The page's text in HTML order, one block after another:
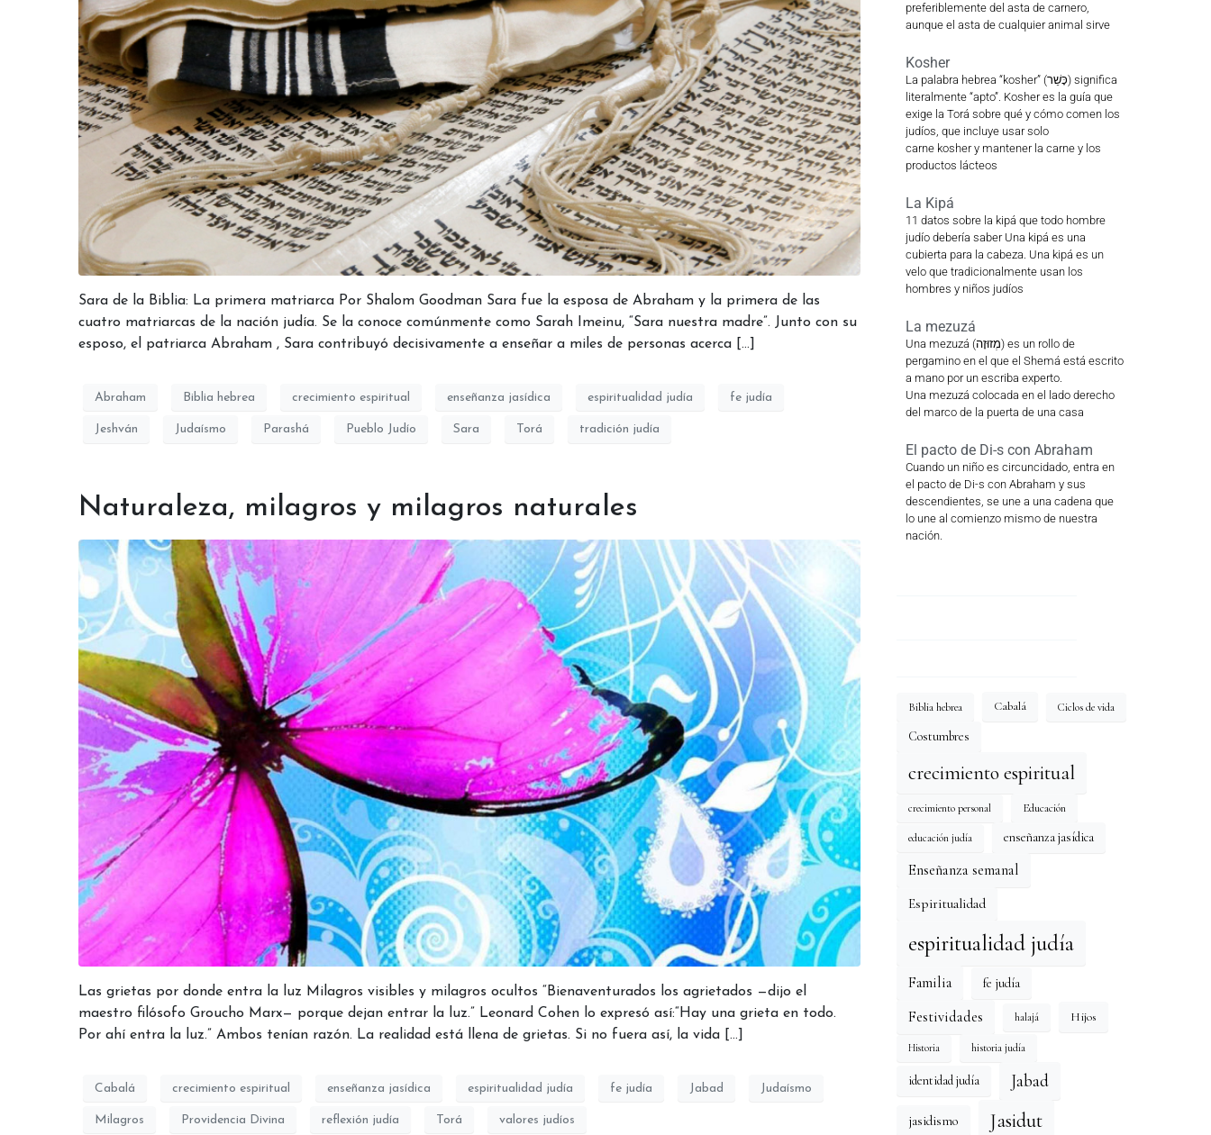
Sara de la Biblia: La primera matriarca Por Shalom Goodman Sara fue la esposa de Abraham y la primera de las
cuatro matriarcas de la nación judía. Se la conoce comúnmente como Sarah Imeinu, “Sara nuestra madre”. Junto con su
esposo, el patriarca Abraham , Sara contribuyó decisivamente a enseñar a miles de personas acerca […]
Abraham Biblia hebrea crecimiento espiritual enseñanza jasídica espiritualidad judía fe judía
Jeshván Judaísmo Parashá Pueblo Judío Sara Torá tradición judía
Naturaleza, milagros y milagros naturales
Las grietas por donde entra la luz Milagros visibles y milagros ocultos “Bienaventurados los agrietados —dijo el
maestro filósofo Groucho Marx— porque dejan entrar la luz.” Leonard Cohen lo expresó así:“Hay una grieta en todo.
Por ahí entra la luz.” Ambos tenían razón. La realidad está llena de grietas. Si no fuera así, la vida […]
Cabalá crecimiento espiritual enseñanza jasídica espiritualidad judía fe judía Jabad Judaísmo
Milagros Providencia Divina reflexión judía Torá valores judíos
preferiblemente del asta de carnero,
aunque el asta de cualquier animal sirve
Kosher
La palabra hebrea “kosher” (כָּשֵׁר) significa
literalmente “apto”. Kosher es la guía que
exige la Torá sobre qué y cómo comen los
judíos, que incluye usar solo
carne kosher y mantener la carne y los
productos lácteos
La Kipá
11 datos sobre la kipá que todo hombre
judío debería saber Una kipá es una
cubierta para la cabeza. Una kipá es un
velo que tradicionalmente usan los
hombres y niños judíos
La mezuzá
Una mezuzá (מְזוּזָה) es un rollo de
pergamino en el que el Shemá está escrito
a mano por un escriba experto.
Una mezuzá colocada en el lado derecho
del marco de la puerta de una casa
El pacto de Di-s con Abraham
Cuando un niño es circuncidado, entra en
el pacto de Di-s con Abraham y sus
descendientes, se une a una cadena que
lo une al comienzo mismo de nuestra
nación.
Biblia hebrea Cabalá Ciclos de vida
Costumbres
crecimiento espiritual
crecimiento personal Educación
educación judía enseñanza jasídica
Enseñanza semanal
Espiritualidad
espiritualidad judía
Familia fe judía
Festividades halajá Hijos
Historia historia judía
identidad judía Jabad
jasidismo Jasidut